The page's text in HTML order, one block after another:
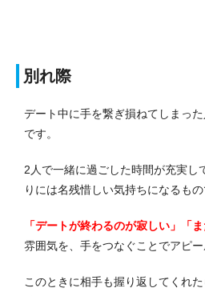
別れ際
デート中に手を繋ぎ損ねてしまっ
です。
2人で一緒に過ごした時間が充実し
りには名残惜しい気持ちになるもの
「デートが終わるのが寂しい」「
雰囲気を、手をつなぐことでアピー
このときに相手も握り返してくれ